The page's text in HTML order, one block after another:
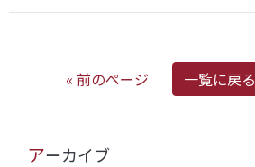
« 前のページ 一覧に戻る
アーカイブ